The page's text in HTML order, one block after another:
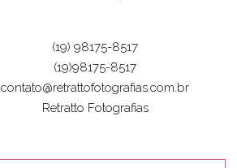
(19) 98175-8517
(19)98175-8517
contato@retrattofotografias.com.br
Retratto Fotografias